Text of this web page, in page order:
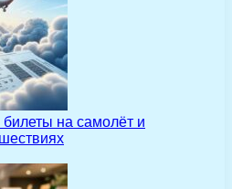
на самолёт и